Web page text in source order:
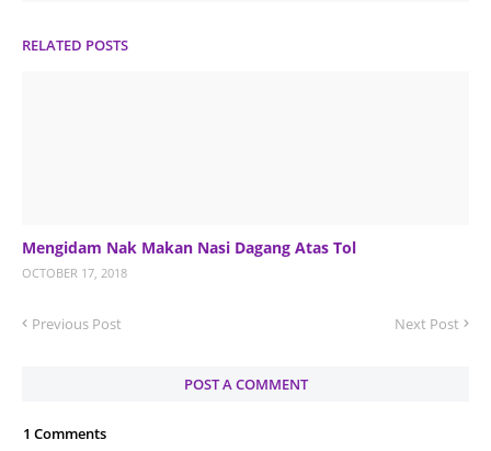
RELATED POSTS
Mengidam Nak Makan Nasi Dagang Atas Tol
OCTOBER 17, 2018
Previous Post Next Post
POST A COMMENT
1 Comments